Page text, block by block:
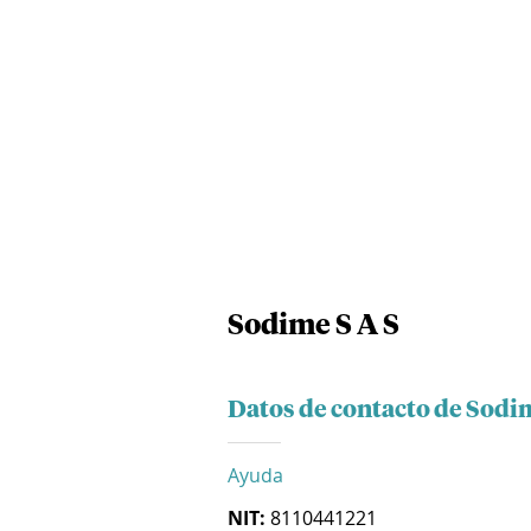
Sodime S A S
Datos de contacto de
Ayuda
NIT: 8110441221